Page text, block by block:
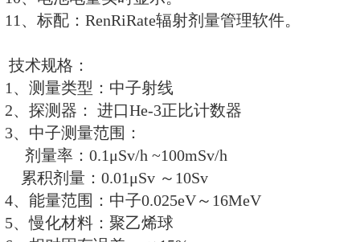
标配：RenRiRate辐射剂量管
功能特点：
1、中子剂量率，中子累积剂量均
2、高灵敏度，宽测量范围，良好
性。